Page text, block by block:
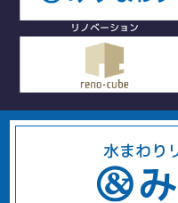
リノベーション
水まわり